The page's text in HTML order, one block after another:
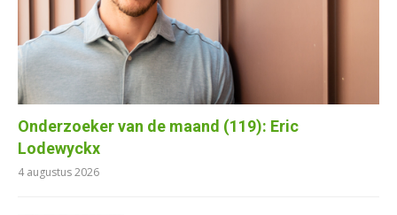
Onderzoeker van de maand (119): Eric
Lodewyckx
4 augustus 2026